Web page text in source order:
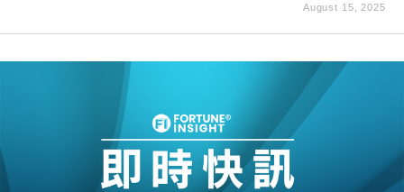
August 15, 2025